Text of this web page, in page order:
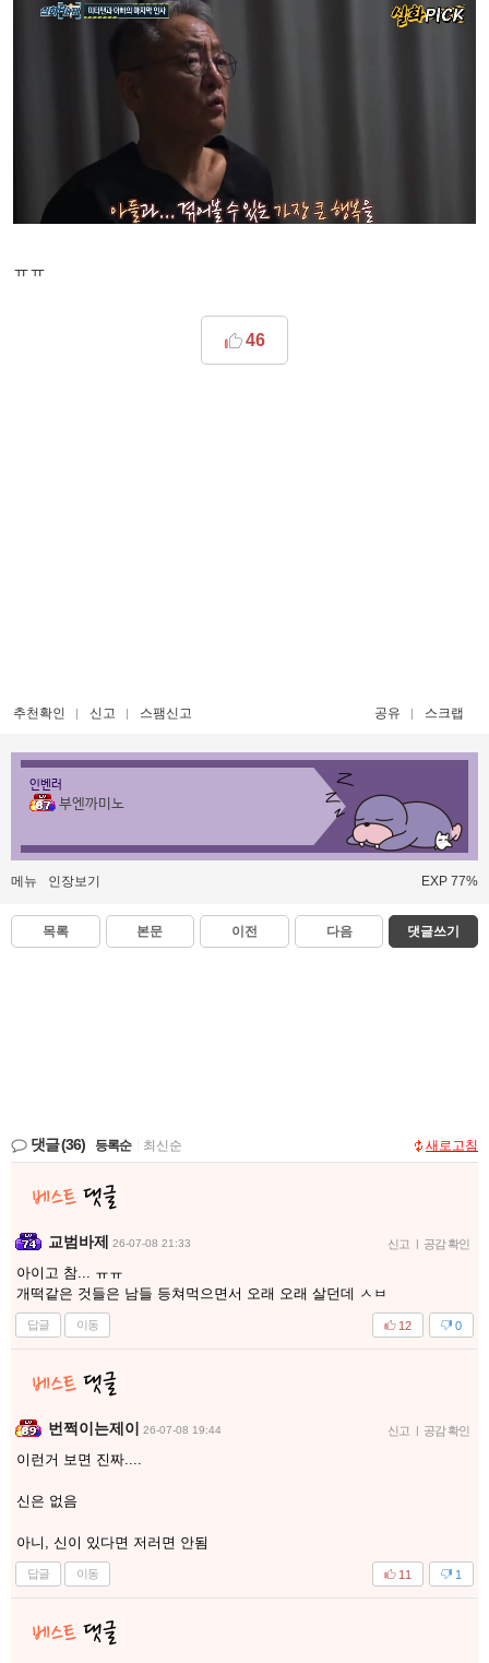
ㅠㅠ
46
추천확인 신고 스팸신고 공유 스크랩
인벤러
부엔까미노
메뉴 인장보기 EXP 77%
목록 본문 이전 다음 댓글쓰기
댓글(36) 등록순 최신순 새로고침
교범바제 26-07-08 21:33 신고 | 공감 확인
아이고 참... ㅠㅠ
개떡같은 것들은 남들 등쳐먹으면서 오래 오래 살던데 ㅅㅂ
답글 이동 0
12
번쩍이는제이 26-07-08 19:44 신고 | 공감 확인
이런거 보면 진짜....
신은 없음
아니, 신이 있다면 저러면 안됨
답글 이동 1
11